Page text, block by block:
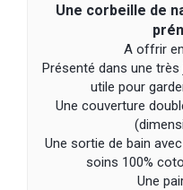
Une corbeille de
A offrir
Présenté dans une
utile pour
Une couverture
Une sortie de bain
soins 100%
Une